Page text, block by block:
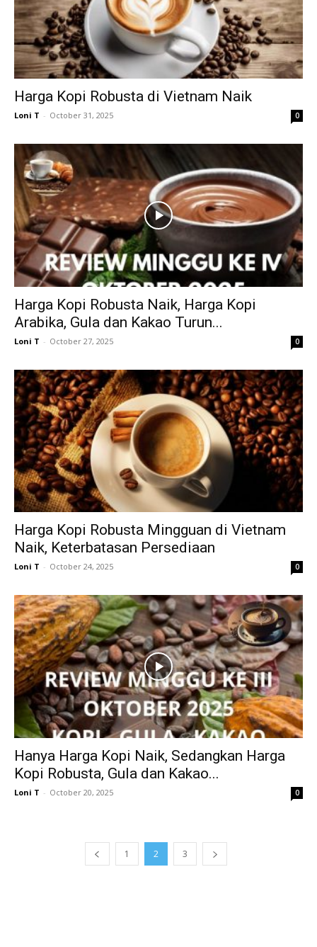
Harga Kopi Robusta di Vietnam Naik
Loni T - October 31, 2025 0
Harga Kopi Robusta Naik, Harga Kopi
Arabika, Gula dan Kakao Turun...
Loni T - October 27, 2025 0
Harga Kopi Robusta Mingguan di Vietnam
Naik, Keterbatasan Persediaan
Loni T - October 24, 2025 0
Hanya Harga Kopi Naik, Sedangkan Harga
Kopi Robusta, Gula dan Kakao...
Loni T - October 20, 2025 0
1 2 3